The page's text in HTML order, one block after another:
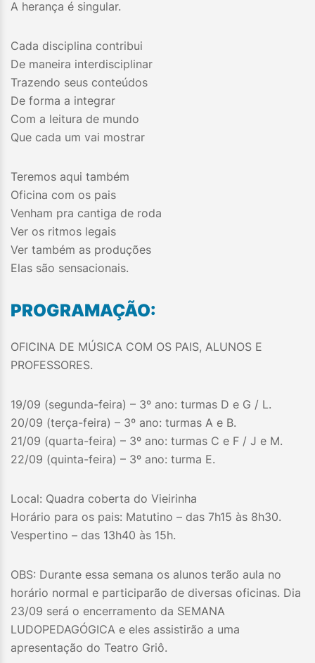
A herança é singular.
Cada disciplina contribui
De maneira interdisciplinar
Trazendo seus conteúdos
De forma a integrar
Com a leitura de mundo
Que cada um vai mostrar
Teremos aqui também
Oficina com os pais
Venham pra cantiga de roda
Ver os ritmos legais
Ver também as produções
Elas são sensacionais.
PROGRAMAÇÃO:
OFICINA DE MÚSICA COM OS PAIS, ALUNOS E
PROFESSORES.
19/09 (segunda-feira) – 3º ano: turmas D e G / L.
20/09 (terça-feira) – 3º ano: turmas A e B.
21/09 (quarta-feira) – 3º ano: turmas C e F / J e M.
22/09 (quinta-feira) – 3º ano: turma E.
Local: Quadra coberta do Vieirinha
Horário para os pais: Matutino – das 7h15 às 8h30.
Vespertino – das 13h40 às 15h.
OBS: Durante essa semana os alunos terão aula no
horário normal e participarão de diversas oficinas. Dia
23/09 será o encerramento da SEMANA
LUDOPEDAGÓGICA e eles assistirão a uma
apresentação do Teatro Griô.